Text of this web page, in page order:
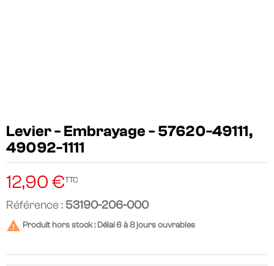
Levier - Embrayage - 57620-49111,
49092-1111
12,90 €TTC
Référence : 53190-206-000
 Produit hors stock : Délai 6 à 8 jours ouvrables